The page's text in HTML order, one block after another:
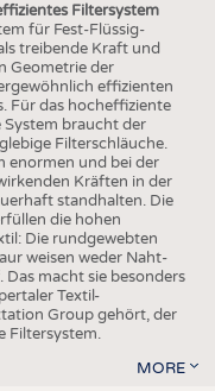
Filtersystem
für Fest-Flüssig-
treibende Kraft und
Geometrie der
effizienten
Für das hocheffiziente
braucht der
Filterschläuche.
enormen und bei der
Kräften in der
standhalten. Die
die hohen
Die rundgewebten
weisen weder Naht-
macht sie besonders
Textil-
Group gehört, der
Filtersystem.
MORE